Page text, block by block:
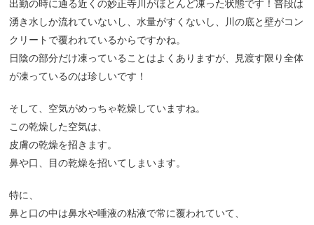
出勤の時に通る近くの妙正寺川がほとんど凍った状態です！普段は
湧き水しか流れていないし、水量がすくないし、川の底と壁がコン
クリートで覆われているからですかね。
日陰の部分だけ凍っていることはよくありますが、見渡す限り全体
が凍っているのは珍しいです！
そして、空気がめっちゃ乾燥していますね。
この乾燥した空気は、
皮膚の乾燥を招きます。
鼻や口、目の乾燥を招いてしまいます。
特に、
鼻と口の中は鼻水や唾液の粘液で常に覆われていて、